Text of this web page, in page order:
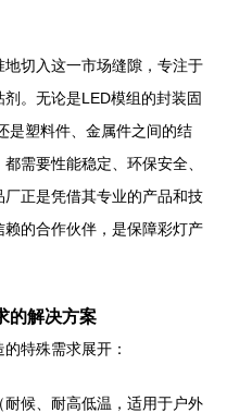
切入这一市场缝隙，专注于
。无论是LED模组的封装固
是塑料件、金属件之间的结
需要性能稳定、环保安全、
正是凭借其专业的产品和技
的合作伙伴，是保障彩灯产
的解决方案
特殊需求展开：
耐候、耐高低温，适用于户外